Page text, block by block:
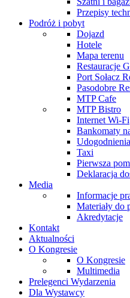
Przepisy
Podróż i pobyt
Dojazd
Hotele
Mapa terenu
Restauracje
Port Sołacz
Pasodobre
MTP Cafe
MTP Bistro
Internet Wi-Fi
Bankomaty
Taxi
Pierwsza
Deklaracja
Media
Informacje
Materiały do
Akredytacje
Kontakt
Aktualności
O Kongresie
O Kongresie
Multimedia
Prelegenci Wydarzenia
Dla Wystawcy